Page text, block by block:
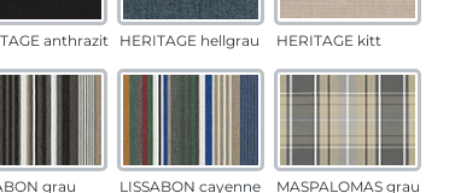
anthrazit HERITAGE hellgrau HERITAGE kitt
grau LISSABON cayenne MASPALOMAS grau